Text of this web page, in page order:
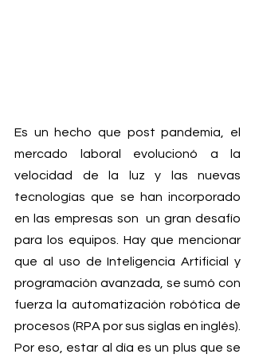
Es un hecho que post pandemia, el
mercado laboral evolucionó a la
velocidad de la luz y las nuevas
tecnologías que se han incorporado
en las empresas son  un gran desafío
para los equipos. Hay que mencionar
que al uso de Inteligencia Artificial y
programación avanzada, se sumó con
fuerza la automatización robótica de
procesos (RPA por sus siglas en inglés).
Por eso, estar al día es un plus que se